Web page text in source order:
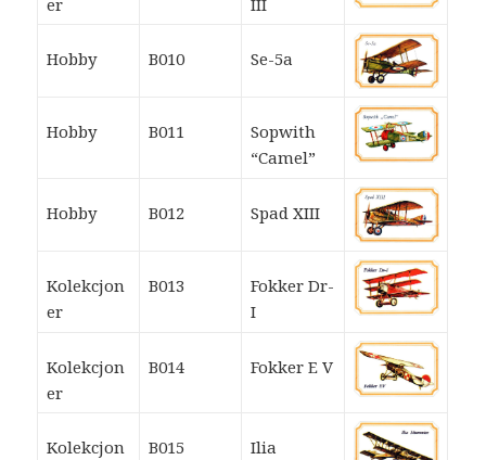
er
III
Hobby B010 Se-5a
Hobby B011
Sopwith
“Camel”
Hobby B012 Spad XIII
Kolekcjon
er
B013
Fokker Dr-
I
Kolekcjon
er
B014 Fokker E V
Kolekcjon
B015
Ilia